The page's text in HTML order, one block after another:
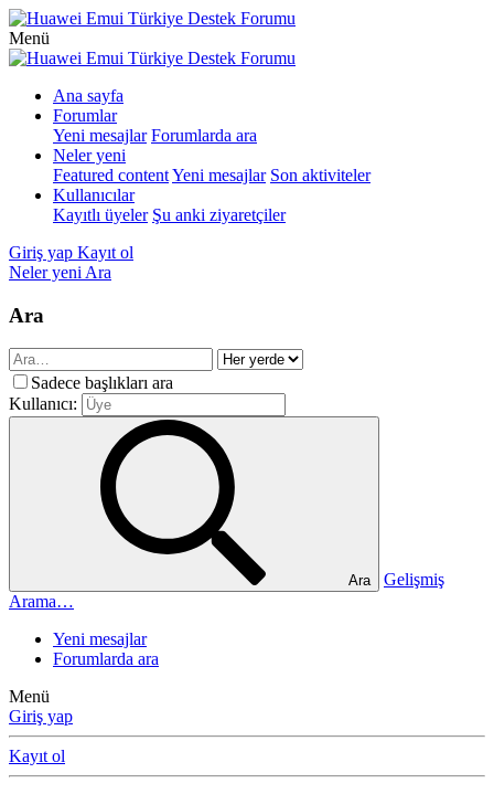
Menü
Ana sayfa
Forumlar
Yeni mesajlar Forumlarda ara
Neler yeni
Featured contentYeni mesajlar Son aktiviteler
Kullanıcılar
Kayıtlı üyeler Şu anki ziyaretçiler
Giriş yap Kayıt ol
Neler yeni Ara
Ara
Sadece başlıkları ara
Kullanıcı:
Ara
Gelişmiş
Arama…
Yeni mesajlar
Forumlarda ara
Menü
Giriş yap
Kayıt ol